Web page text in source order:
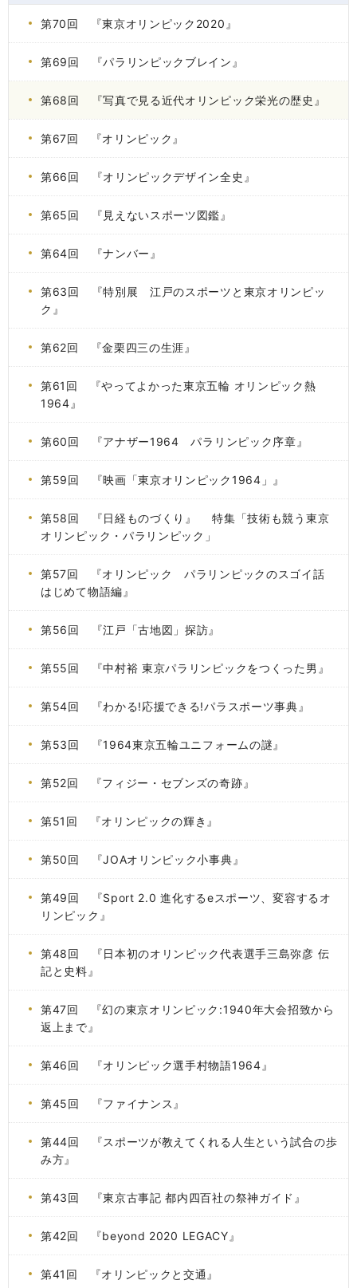
第70回 『東京オリンピック2020』
第69回 『パラリンピックブレイン』
第68回 『写真で見る近代オリンピック栄光の歴史』
第67回 『オリンピック』
第66回 『オリンピックデザイン全史』
第65回 『見えないスポーツ図鑑』
第64回 『ナンバー』
第63回 『特別展 江戸のスポーツと東京オリンピッ
ク』
第62回 『金栗四三の生涯』
第61回 『やってよかった東京五輪 オリンピック熱
1964』
第60回 『アナザー1964 パラリンピック序章』
第59回 『映画「東京オリンピック1964」』
第58回 『日経ものづくり』 特集「技術も競う東京
オリンピック・パラリンピック」
第57回 『オリンピック パラリンピックのスゴイ話
はじめて物語編』
第56回 『江戸「古地図」探訪』
第55回 『中村裕 東京パラリンピックをつくった男』
第54回 『わかる!応援できる!パラスポーツ事典』
第53回 『1964東京五輪ユニフォームの謎』
第52回 『フィジー・セブンズの奇跡』
第51回 『オリンピックの輝き』
第50回 『JOAオリンピック小事典』
第49回 『Sport 2.0 進化するeスポーツ、変容するオ
リンピック』
第48回 『日本初のオリンピック代表選手三島弥彦 伝
記と史料』
第47回 『幻の東京オリンピック:1940年大会招致から
返上まで』
第46回 『オリンピック選手村物語1964』
第45回 『ファイナンス』
第44回 『スポーツが教えてくれる人生という試合の歩
み方』
第43回 『東京古事記 都内四百社の祭神ガイド』
第42回 『beyond 2020 LEGACY』
第41回 『オリンピックと交通』